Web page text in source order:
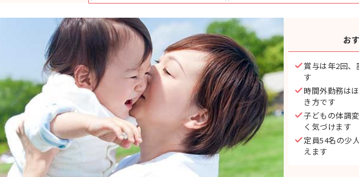
お
賞与は年2回
す
時間外勤務は
き方です
子どもの体調
く気づけます
定員54名の少
えます